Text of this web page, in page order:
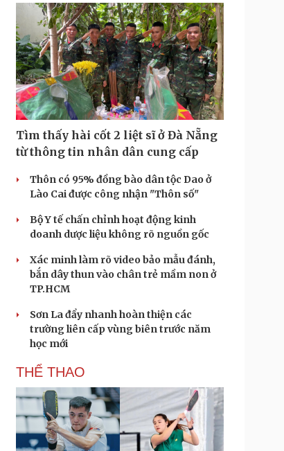
Tìm thấy hài cốt 2 liệt sĩ ở Đà Nẵng
từ thông tin nhân dân cung cấp
Thôn có 95% đồng bào dân tộc Dao ở
Lào Cai được công nhận "Thôn số"
Bộ Y tế chấn chỉnh hoạt động kinh
doanh dược liệu không rõ nguồn gốc
Xác minh làm rõ video bảo mẫu đánh,
bắn dây thun vào chân trẻ mầm non ở
TP.HCM
Sơn La đẩy nhanh hoàn thiện các
trường liên cấp vùng biên trước năm
học mới
THỂ THAO